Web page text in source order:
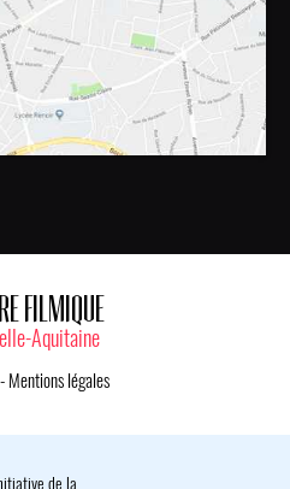
FILMIQUE
Aquitaine
- Mentions légales
de la